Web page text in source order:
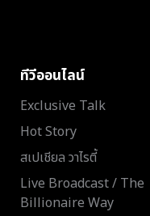
ทีวีออนไลน์
Exclusive Talk
Hot Story
สเปเชียล วาไรตี้
Live Broadcast / The
Billionaire Way